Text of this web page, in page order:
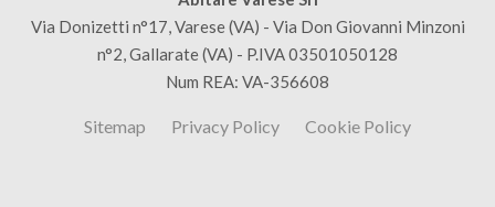
Via Donizetti n°17, Varese (VA) - Via Don Giovanni Minzoni
n°2, Gallarate (VA) - P.IVA 03501050128
Num REA: VA-356608
Sitemap Privacy Policy Cookie Policy